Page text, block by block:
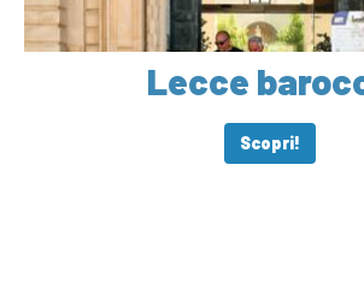
Lecce
Scopri!